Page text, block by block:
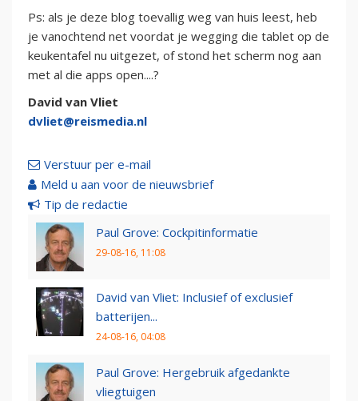
Ps: als je deze blog toevallig weg van huis leest, heb
je vanochtend net voordat je wegging die tablet op de
keukentafel nu uitgezet, of stond het scherm nog aan
met al die apps open....?
David van Vliet
dvliet@reismedia.nl
Verstuur per e-mail
Meld u aan voor de nieuwsbrief
Tip de redactie
Paul Grove: Cockpitinformatie
29-08-16, 11:08
David van Vliet: Inclusief of exclusief
batterijen...
24-08-16, 04:08
Paul Grove: Hergebruik afgedankte
vliegtuigen